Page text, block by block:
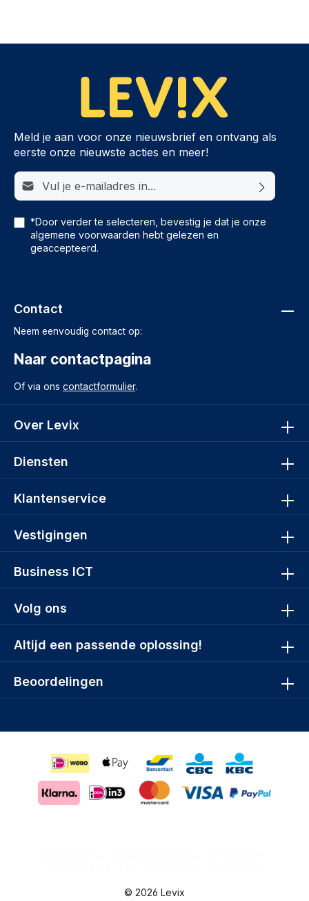
Meld je aan voor onze nieuwsbrief en ontvang als
eerste onze nieuwste acties en meer!
E-mailadres*
*Door verder te selecteren, bevestig je dat je onze
algemene voorwaarden hebt gelezen en
geaccepteerd.
Volg ons
Altijd een passende oplossing!
Contact
Neem eenvoudig contact op:
Naar contactpagina
Of via ons contactformulier.
Over Levix
Diensten
Klantenservice
Vestigingen
Business ICT
Beoordelingen
© 2026 Levix